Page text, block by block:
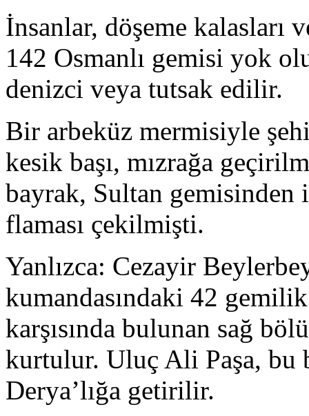
İnsanlar, döşeme kalasları
142 Osmanlı gemisi yok
denizci veya tutsak edilir.
Bir arbeküz mermisiyle
kesik başı, mızrağa
bayrak, Sultan gemisinden
flaması çekilmişti.
Yanlızca: Cezayir
kumandasındaki 42
karşısında bulunan sağ
kurtulur. Uluç Ali Paşa, bu
Derya’lığa getirilir.